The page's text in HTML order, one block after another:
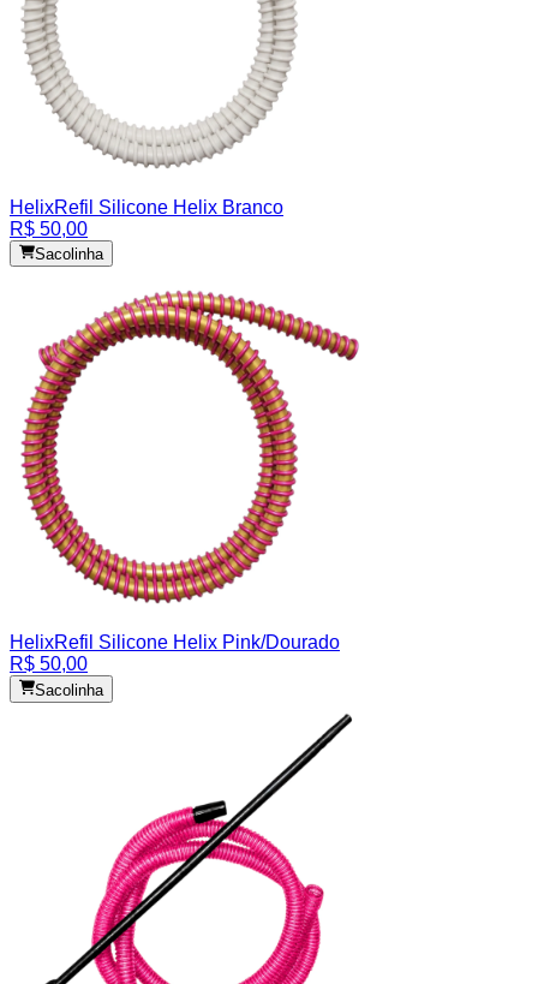
HelixRefil Silicone Helix Branco
R$ 50,00
Sacolinha
HelixRefil Silicone Helix Pink/Dourado
R$ 50,00
Sacolinha